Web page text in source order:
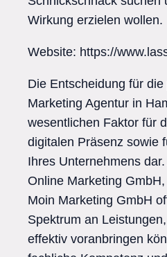
Wirkung erzielen wollen.
Website: https://
Die Entscheidung für
Marketing Agentur in
wesentlichen Faktor für
digitalen Präsenz sowie
Ihres Unternehmens
Online Marketing
Moin Marketing GmbH
Spektrum an
effektiv voranbringen